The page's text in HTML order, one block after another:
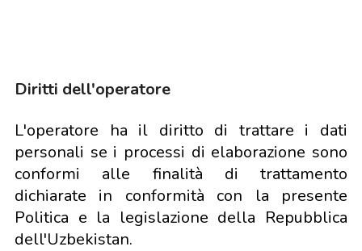
Diritti dell'operatore
L'operatore ha il diritto di trattare i dati
personali se i processi di elaborazione sono
conformi alle finalità di trattamento
dichiarate in conformità con la presente
Politica e la legislazione della Repubblica
dell'Uzbekistan.